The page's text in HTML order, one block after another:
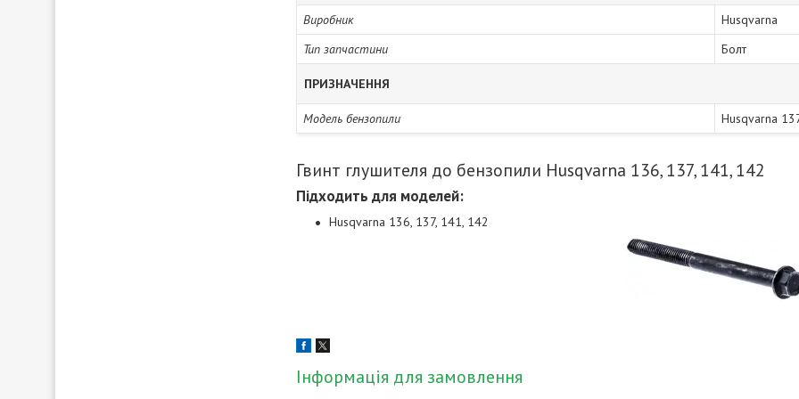
Виробник
Husqvarna
Тип запчастини
Болт
ПРИЗНАЧЕННЯ
Модель бензопили Husqvarna
Гвинт глушителя до бензопили Husqvarna 136, 137, 141, 142
Підходить для моделей:
Husqvarna 136, 137, 141, 142
Інформація для замовлення